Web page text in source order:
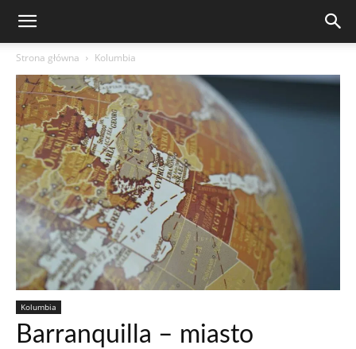
Strona główna Kolumbia
Kolumbia
Barranquilla – miasto